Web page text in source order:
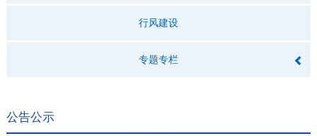
行风建设
专题专栏
公告公示